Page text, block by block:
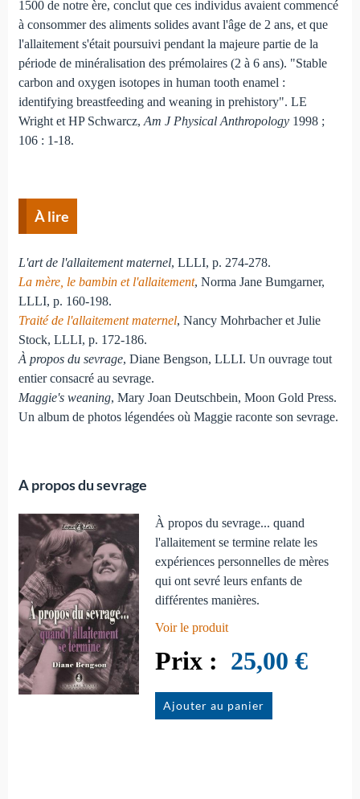
1500 de notre ère, conclut que ces individus avaient commencé
à consommer des aliments solides avant l'âge de 2 ans, et que
l'allaitement s'était poursuivi pendant la majeure partie de la
période de minéralisation des prémolaires (2 à 6 ans). "Stable
carbon and oxygen isotopes in human tooth enamel :
identifying breastfeeding and weaning in prehistory". LE
Wright et HP Schwarcz, Am J Physical Anthropology1998 ;
106 : 1-18.
À lire
L'art de l'allaitement maternel, LLLI, p. 274-278.
La mère, le bambin et l'allaitement, Norma Jane Bumgarner,
LLLI, p. 160-198.
Traité de l'allaitement maternel, Nancy Mohrbacher et Julie
Stock, LLLI, p. 172-186.
À propos du sevrage, Diane Bengson, LLLI. Un ouvrage tout
entier consacré au sevrage.
Maggie's weaning, Mary Joan Deutschbein, Moon Gold Press.
Un album de photos légendées où Maggie raconte son sevrage.
A propos du sevrage
À propos du sevrage... quand
l'allaitement se termine relate les
expériences personnelles de mères
qui ont sevré leurs enfants de
différentes manières.
Voir le produit
25,00 €
Ajouter au panier